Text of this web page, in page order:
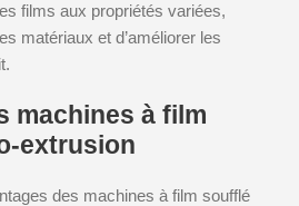
films aux propriétés variées,
matériaux et d’améliorer les
machines à film
extrusion
des machines à film soufflé